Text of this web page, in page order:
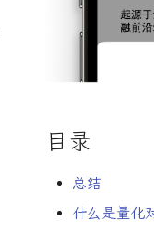
目录
总结
什么是量化